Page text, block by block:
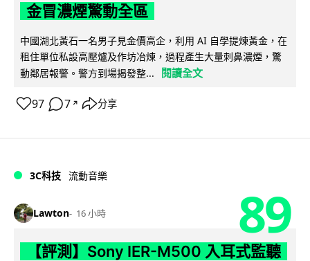
金冒濃煙驚動全區
中國湖北黃石一名男子見金價高企，利用 AI 自學提煉黃金，在
租住單位私設高壓爐及作坊冶煉，過程產生大量刺鼻濃煙，驚
動鄰居報警。警方到場揭發整...
閱讀全文
97 7 ↗ 分享
3C科技 流動音樂
Lawton 16 小時 89
【評測】Sony IER-M500 入耳式監聽